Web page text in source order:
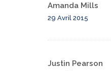
Amanda Mills
29 Avril 2015
Justin Pearson